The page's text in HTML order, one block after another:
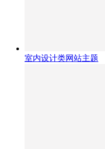
室内设计类网站主题